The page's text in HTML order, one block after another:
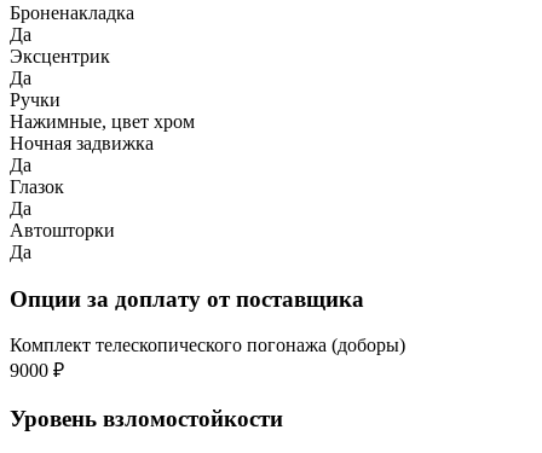
Броненакладка
Да
Эксцентрик
Да
Ручки
Нажимные, цвет хром
Ночная задвижка
Да
Глазок
Да
Автошторки
Да
Опции за доплату от поставщика
Комплект телескопического погонажа (доборы)
9000 ₽
Уровень взломостойкости